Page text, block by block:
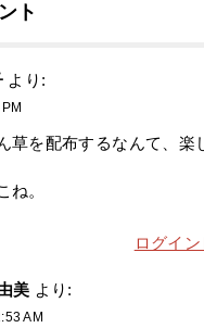
ト
より:
草を配布するなんて、楽
ね。
ログイ
美 より:
AM